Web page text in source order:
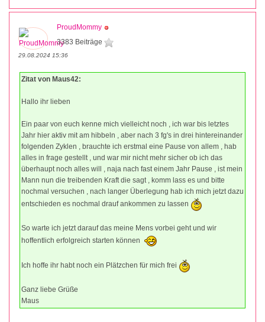
ProudMommy
3383 Beiträge
29.08.2024 15:36
Zitat von Maus42:
Hallo ihr lieben
Ein paar von euch kenne mich vielleicht noch , ich war bis letztes
Jahr hier aktiv mit am hibbeln , aber nach 3 fg's in drei hintereinander
folgenden Zyklen , brauchte ich erstmal eine Pause von allem , hab
alles in frage gestellt , und war mir nicht mehr sicher ob ich das
überhaupt noch alles will , naja nach fast einem Jahr Pause , ist mein
Mann nun die treibenden Kraft die sagt , komm lass es und bitte
nochmal versuchen , nach langer Überlegung hab ich mich jetzt dazu
entschieden es nochmal drauf ankommen zu lassen
So warte ich jetzt darauf das meine Mens vorbei geht und wir
hoffentlich erfolgreich starten können
Ich hoffe ihr habt noch ein Plätzchen für mich frei
Ganz liebe Grüße
Maus